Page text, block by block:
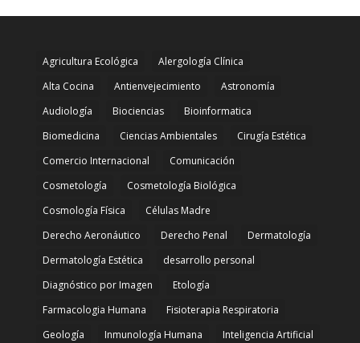
Agricultura Ecológica
Alergología Clínica
Alta Cocina
Antienvejecimiento
Astronomía
Audiología
Biociencias
Bioinformatica
Biomedicina
Ciencias Ambientales
Cirugía Estética
Comercio Internacional
Comunicación
Cosmetología
Cosmetología Biológica
Cosmología Física
Células Madre
Derecho Aeronáutico
Derecho Penal
Dermatología
Dermatología Estética
desarrollo personal
Diagnóstico por Imagen
Etología
Farmacologia Humana
Fisioterapia Respiratoria
Geología
Inmunología Humana
Inteligencia Artificial